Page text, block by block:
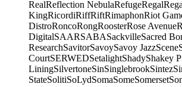
RealReflection NebulaRefugeRegal
KingRicordiRiffRiftRimaphonRiot
DistroRoncoRongRoosterRose Avenue
DigitalSAARSABASackvilleSacred
ResearchSavitorSavoySavoy JazzScene
CourtSERWEDSetalightShadyShakey
LiningSilvertoneSinSinglebrookSintez
StateSolitiSoLydSomaSomeSomerset